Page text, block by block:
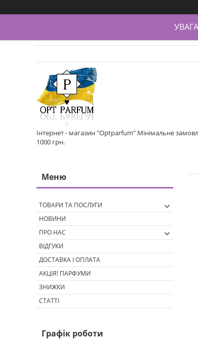
Інтернет - магазин "Optparfum" Мінімальне
1000 грн.
ТОВАРИ ТА ПОСЛУГИ
НОВИНИ
ПРО НАС
ВІДГУКИ
ДОСТАВКА І ОПЛАТА
АКЦІЯ! ПАРФУМИ
ЗНИЖКИ
СТАТТІ
Графік роботи